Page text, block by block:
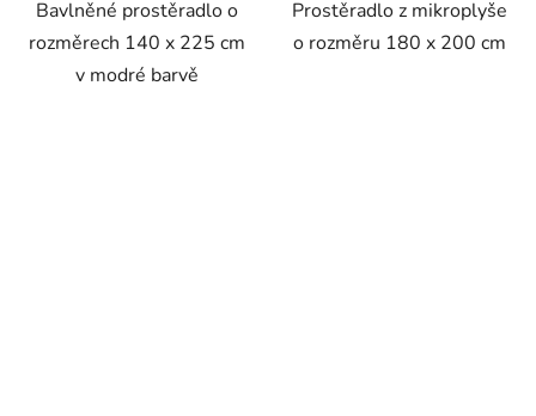
Bavlněné prostěradlo o
rozměrech 140 x 225 cm
v modré barvě
Prostěradlo z mikroplyše
o rozměru 180 x 200 cm